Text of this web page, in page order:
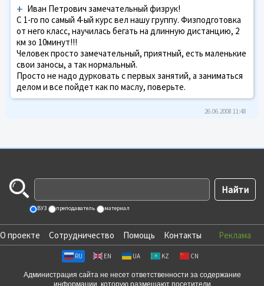
+ Иван Петрович замечательный физрук!
С 1-го по самый 4-ый курс вел нашу группу. Физподготовка
от него класс, научилась бегать на длинную дистанцию, 2
км зо 10минут!!!
Человек просто замечательный, приятный, есть маленькие
свои заносы, а так нормальный.
Просто не надо дурковать с первых занятий, а заниматься
делом и все пойдет как по маслу, поверьте.
26.06.2008 11:48
ВУЗ преподаватель материал
О проекте Сотрудничество Помощь Контакты Реклама
RU EN UA KZ CN
Администрация сайта не несет ответственности за содержание